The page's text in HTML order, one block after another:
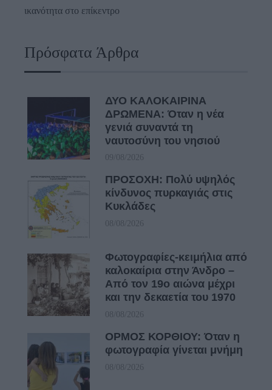
ικανότητα στο επίκεντρο
Πρόσφατα Άρθρα
ΔΥΟ ΚΑΛΟΚΑΙΡΙΝΑ
ΔΡΩΜΕΝΑ: Όταν η νέα
γενιά συναντά τη
ναυτοσύνη του νησιού
09/08/2026
ΠΡΟΣΟΧΗ: Πολύ υψηλός
κίνδυνος πυρκαγιάς στις
Κυκλάδες
08/08/2026
Φωτογραφίες-κειμήλια από
καλοκαίρια στην Άνδρο –
Από τον 19ο αιώνα μέχρι
και την δεκαετία του 1970
08/08/2026
ΟΡΜΟΣ ΚΟΡΘΙΟΥ: Όταν η
φωτογραφία γίνεται μνήμη
08/08/2026